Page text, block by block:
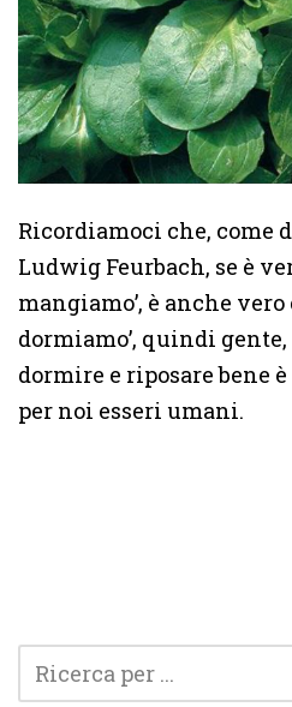
Ricordiamoci che, come
Ludwig Feurbach, se è
mangiamo’, è anche
dormiamo’, quindi
dormire e riposare bene
per noi esseri umani.